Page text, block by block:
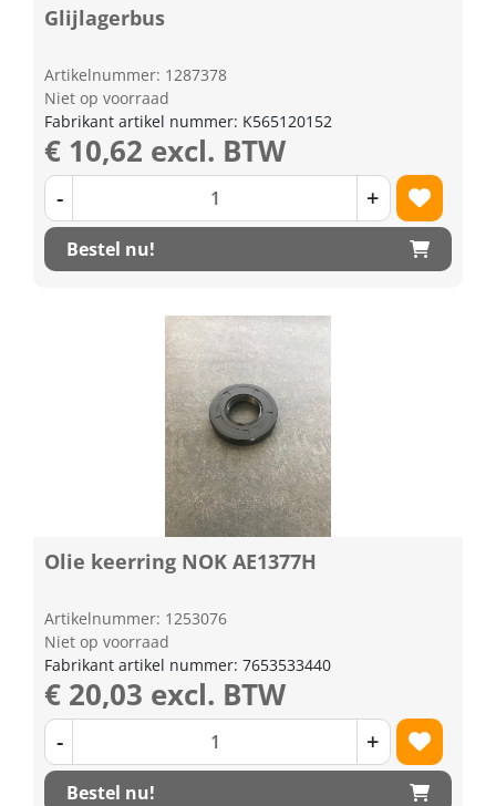
Glijlagerbus
Artikelnummer: 1287378
Niet op voorraad
Fabrikant artikel nummer: K565120152
€ 10,62 excl. BTW
- +
Bestel nu!
Olie keerring NOK AE1377H
Artikelnummer: 1253076
Niet op voorraad
Fabrikant artikel nummer: 7653533440
€ 20,03 excl. BTW
- +
Bestel nu!